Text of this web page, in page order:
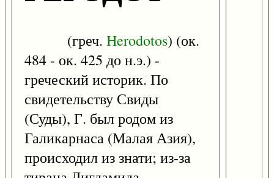
(греч. Herodotos) (ок.
484 - ок. 425 до н.э.) -
греческий историк. По
свидетельству Свиды
(Суды), Г. был родом из
Галикарнаса (Малая Азия),
происходил из знати; из-за